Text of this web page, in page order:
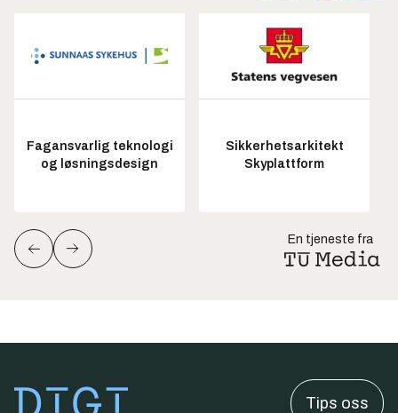
Fagansvarlig teknologi
og løsningsdesign
Sikkerhetsarkitekt
Skyplattform
En tjeneste fra
Tips oss